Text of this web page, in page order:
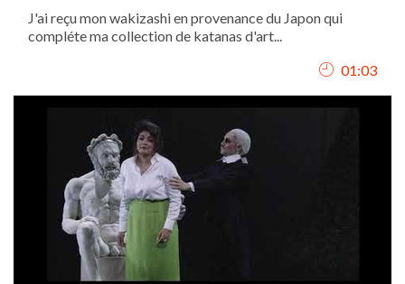
J'ai reçu mon wakizashi en provenance du Japon qui
compléte ma collection de katanas d'art...
01:03